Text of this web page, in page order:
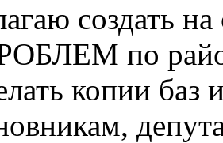
создать
по
копии баз